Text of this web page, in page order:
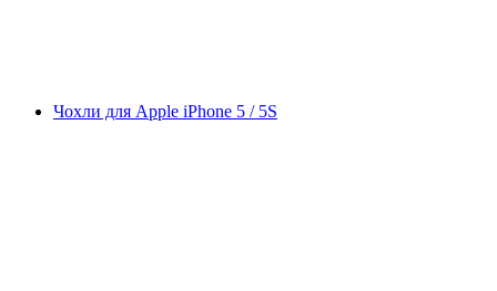
Чохли для Apple iPhone 5 / 5S